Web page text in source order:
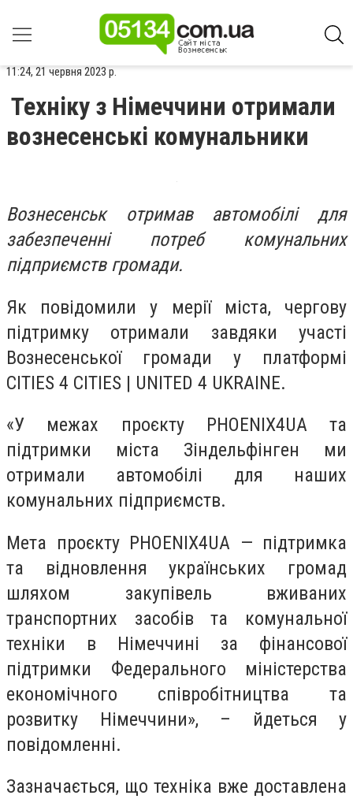
11:24, 21 червня 2023 р.
Техніку з Німеччини отримали
вознесенські комунальники
Вознесенськ отримав автомобілі для
забезпеченні потреб комунальних
підприємств громади.
Як повідомили у мерії міста, чергову
підтримку отримали завдяки участі
Вознесенської громади у платформі
CITIES 4 CITIES | UNITED 4 UKRAINE.
«У межах проєкту PHOENIX4UA та
підтримки міста Зіндельфінген ми
отримали автомобілі для наших
комунальних підприємств.
Мета проєкту PHOENIX4UA — підтримка
та відновлення українських громад
шляхом закупівель вживаних
транспортних засобів та комунальної
техніки в Німеччині за фінансової
підтримки Федерального міністерства
економічного співробітництва та
розвитку Німеччини», – йдеться у
повідомленні.
Зазначається, що техніка вже доставлена